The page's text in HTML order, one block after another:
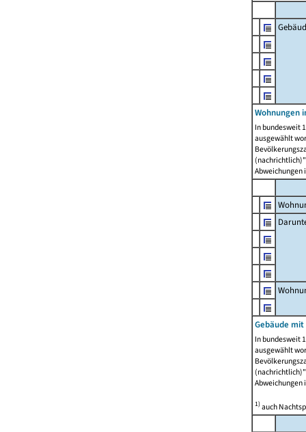
Wohnungen
In bundesweit
ausgewählt
Abweichungen
Gebäude
In bundesweit
ausgewählt
Abweichungen
1)auch